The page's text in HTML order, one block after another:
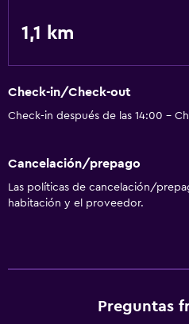
Nevera
Actividades
Bicicletas
Salud y seguridad
Caja fuerte
1,1 km
Check-in/Check-out
Check-in después de las 14:00 -
Cancelación/prepago
Las políticas de cancelación/
habitación y el proveedor.
Preguntas